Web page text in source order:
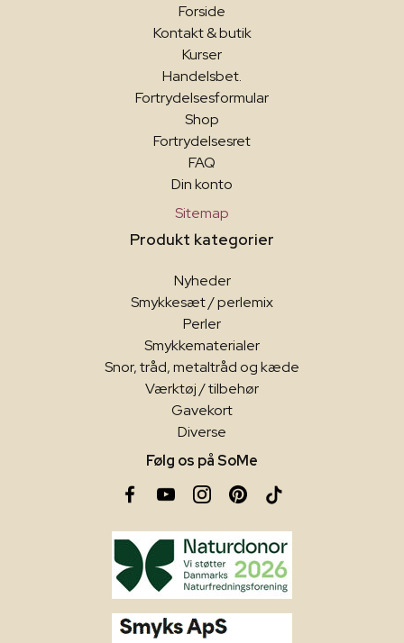
Forside
Kontakt & butik
Kurser
Handelsbet.
Fortrydelsesformular
Shop
Fortrydelsesret
FAQ
Din konto
Sitemap
Produkt kategorier
Nyheder
Smykkesæt / perlemix
Perler
Smykkematerialer
Snor, tråd, metaltråd og kæde
Værktøj / tilbehør
Gavekort
Diverse
Følg os på SoMe